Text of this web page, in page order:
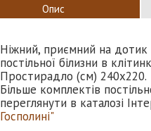
Опис
Ніжний, приємний на дотик
постільної білизни в
Простирадло (см) 240х220.
Більше комплектів
переглянути в каталозі
Госполині"